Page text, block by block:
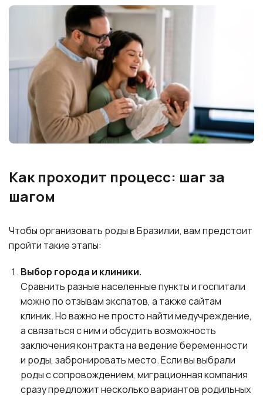
Как проходит процесс: шаг за
шагом
Чтобы организовать роды в Бразилии, вам предстоит
пройти такие этапы:
Выбор города и клиники.
Сравнить разные населенные пункты и госпитали
можно по отзывам экспатов, а также сайтам
клиник. Но важно не просто найти медучреждение,
а связаться с ним и обсудить возможность
заключения контракта на ведение беременности
и роды, забронировать место. Если вы выбрали
роды с сопровождением, миграционная компания
сразу предложит несколько вариантов родильных